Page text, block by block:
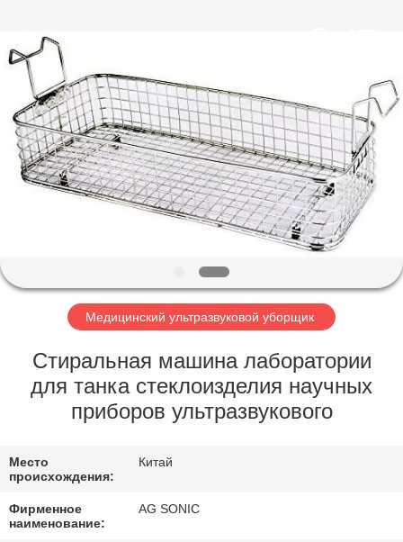
ДОМ
ПРОДУКТЫ
ШОУ
НАС
ПУТЕШЕСТВИЕ
ПРОВЕРКА
КАЧЕСТВА
All
Rights
Reserved.
Медицинский ультразвуковой уборщик
Стиральная машина лаборатории
для танка стеклоизделия научных
приборов ультразвукового
Место
происхождения:
Китай
Фирменное
наименование:
AG SONIC